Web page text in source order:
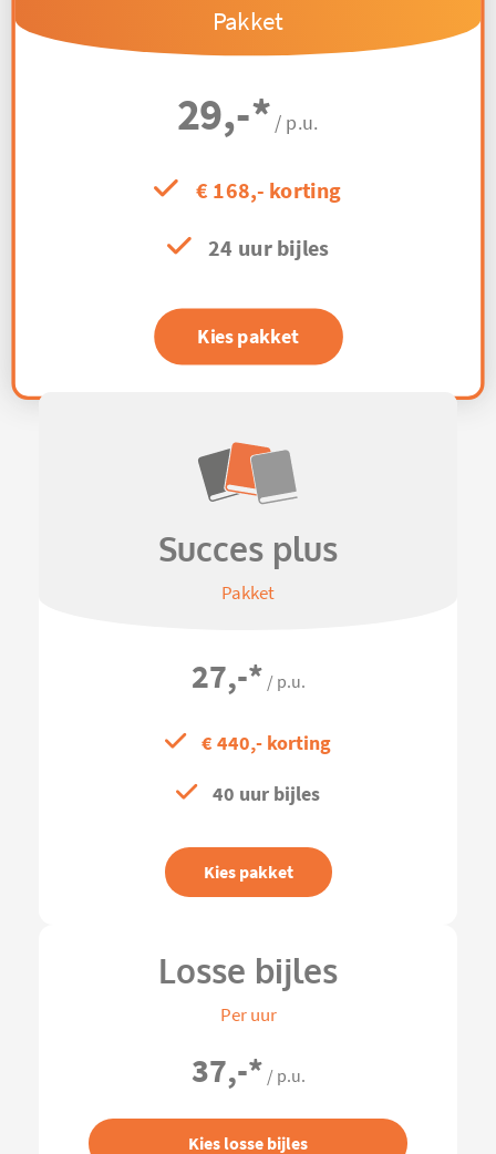
Pakket
29,-* / p.u.
€ 168,- korting
24 uur bijles
Kies pakket
Succes plus
Pakket
27,-* / p.u.
€ 440,- korting
40 uur bijles
Kies pakket
Losse bijles
Per uur
37,-* / p.u.
Kies losse bijles